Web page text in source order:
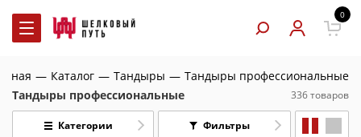
0
— Каталог — Тандыры — Тандыры профессиональные
Тандыры профессиональные
336 товаров
Категории Фильтры